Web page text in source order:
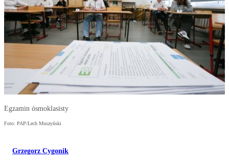
Egzamin ósmoklasisty
Foto: PAP/Lech Muszyński
Grzegorz Cygonik